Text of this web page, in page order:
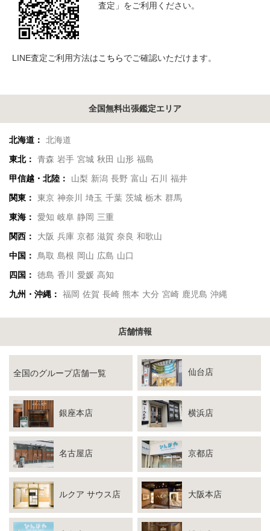
査定」をご利用ください。
LINE査定ご利用方法はこちらでご確認いただけます。
全国無料出張鑑定エリア
北海道：
北海道
東北：
青森 岩手 宮城 秋田 山形 福島
甲信越・北陸：
山梨 新潟 長野 富山 石川
福井
関東：
東京 神奈川 埼玉 千葉 茨城 栃木 群馬
東海：
愛知 岐阜 静岡 三重
関西：
大阪 兵庫 京都 滋賀 奈良 和歌山
中国：
鳥取 島根 岡山 広島 山口
四国：
徳島 香川 愛媛 高知
九州・沖縄：
福岡 佐賀 長崎 熊本 大分 宮崎 鹿児島 沖縄
店舗情報
全国のグループ店舗一覧 仙台店
銀座本店 横浜店
名古屋店 京都店
ルクア サウス店 大阪本店